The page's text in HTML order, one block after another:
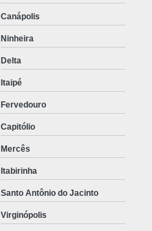
Canápolis
Ninheira
Delta
Itaipé
Fervedouro
Capitólio
Mercês
Itabirinha
Santo Antônio do Jacinto
Virginópolis